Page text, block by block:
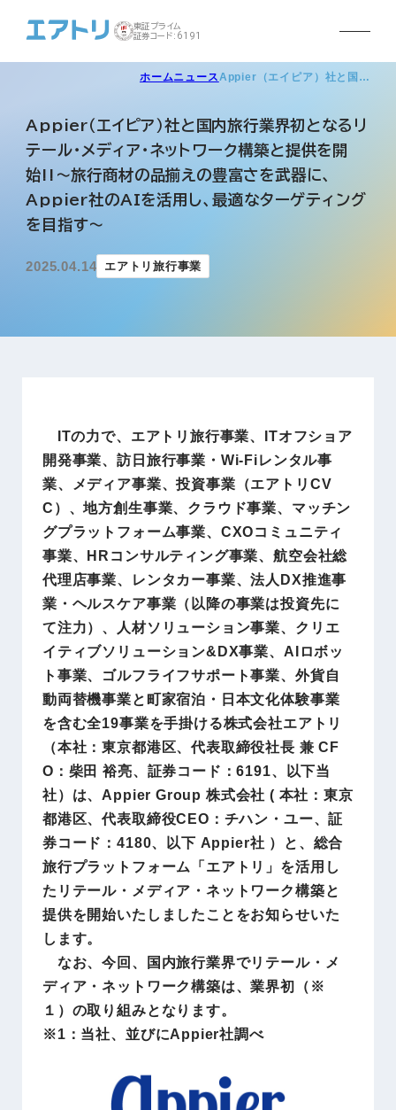
東証プライム
証券コード:6191
ホームニュースAppier（エイピア）社と国…
Appier（エイピア）社と国内旅行業界初となるリ
テール・メディア・ネットワーク構築と提供を開
始!!～旅行商材の品揃えの豊富さを武器に、
Appier社のAIを活用し、最適なターゲティング
を目指す～
2025.04.14 エアトリ旅行事業
ITの力で、エアトリ旅行事業、ITオフショア
開発事業、訪日旅行事業・Wi-Fiレンタル事
業、メディア事業、投資事業（エアトリCV
C）、地方創生事業、クラウド事業、マッチン
グプラットフォーム事業、CXOコミュニティ
事業、HRコンサルティング事業、航空会社総
代理店事業、レンタカー事業、法人DX推進事
業・ヘルスケア事業（以降の事業は投資先に
て注力）、人材ソリューション事業、クリエ
イティブソリューション&DX事業、AIロボッ
ト事業、ゴルフライフサポート事業、外貨自
動両替機事業と町家宿泊・日本文化体験事業
を含む全19事業を手掛ける株式会社エアトリ
（本社：東京都港区、代表取締役社長 兼 CF
O：柴田 裕亮、証券コード：6191、以下当
社）は、Appier Group 株式会社 ( 本社：東京
都港区、代表取締役CEO：チハン・ユー、証
券コード：4180、以下 Appier社 ）と、総合
旅行プラットフォーム「エアトリ」を活用し
たリテール・メディア・ネットワーク構築と
提供を開始いたしましたことをお知らせいた
します。
なお、今回、国内旅行業界でリテール・メ
ディア・ネットワーク構築は、業界初（※
１）の取り組みとなります。
※1：当社、並びにAppier社調べ